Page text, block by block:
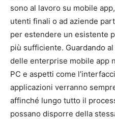
sono al lavoro su mobile
utenti finali o ad aziende
per estendere un esistente
più sufficiente. Guardando
delle enterprise mobile app
PC e aspetti come
applicazioni verranno
affinché lungo tutto il
possano disporre della